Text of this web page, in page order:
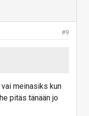
#9
vai meinasiks kun
pitäs tänään jo